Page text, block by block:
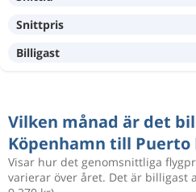
Mars 3
Mars 18
Jan 20 Puerto Princesa City
Dec 18 KöpenhamnPuerto
Snittpris
Billigast
Vilken månad är det
Köpenhamn till Puerto
Visar hur det genomsnittliga
varierar över året. Det är billigast